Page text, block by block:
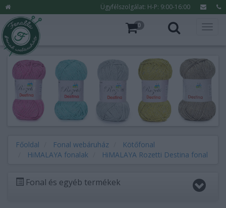
Ügyfélszolgálat: H-P: 9:00-16:00
0
Főoldal Fonal webáruház
Kötőfonal
HiMALAYA fonalak
HiMALAYA Rozetti Destina fonal
Fonal és egyéb termékek